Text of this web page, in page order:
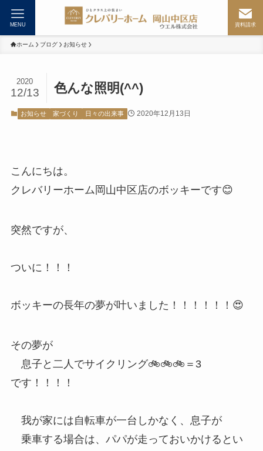
資料請求
MENU
ホーム ブログ お知らせ
色んな照明(^^)
2020
12/13
お知らせ 家づくり 日々の出来事 2020年12月13日
こんにちは。
クレバリーホーム岡山中区店のボッキーです😊
突然ですが、
ついに！！！
ボッキーの長年の夢が叶いました！！！！！！😍
その夢が
息子と二人でサイクリング🚲🚲🚲＝3
です！！！！
我が家には自転車が一台しかなく、息子が
乗車する場合は、パパが走っておいかけるとい